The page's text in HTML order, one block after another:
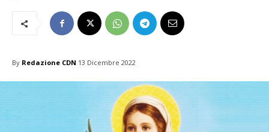
By Redazione CDN 13 Dicembre 2022